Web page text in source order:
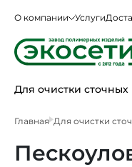
О компании Услуги
Для очистки сточных
Главная Для очистки